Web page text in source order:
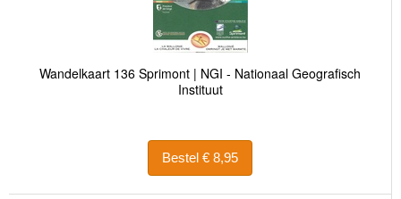
Wandelkaart 136 Sprimont | NGI - Nationaal Geografisch
Instituut
Bestel € 8,95